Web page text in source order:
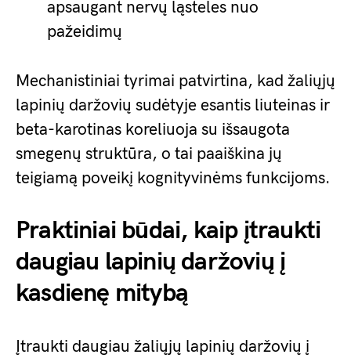
apsaugant nervų ląsteles nuo
pažeidimų
Mechanistiniai tyrimai patvirtina, kad žaliųjų
lapinių daržovių sudėtyje esantis liuteinas ir
beta-karotinas koreliuoja su išsaugota
smegenų struktūra, o tai paaiškina jų
teigiamą poveikį kognityvinėms funkcijoms.
Praktiniai būdai, kaip įtraukti
daugiau lapinių daržovių į
kasdienę mitybą
Įtraukti daugiau žaliųjų lapinių daržovių į